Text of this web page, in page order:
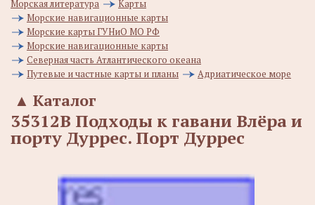
Морская литература
Карты
Морские навигационные карты
Морские карты ГУНиО МО РФ
Морские навигационные карты
Северная часть Атлантического океана
Путевые и частные карты и планы
Адриатическое море
Каталог
▲
35312В Подходы к гавани Влёра и
порту Дуррес. Порт Дуррес